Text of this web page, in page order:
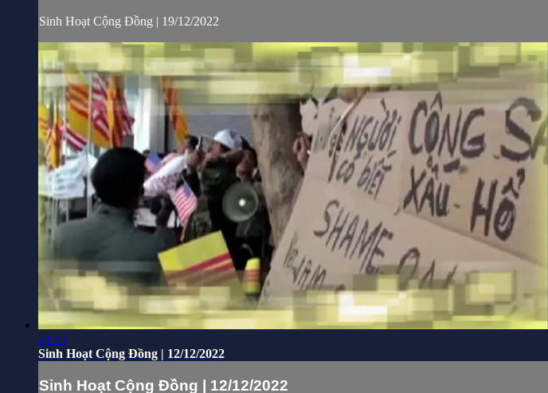
Sinh Hoạt Cộng Đồng | 19/12/2022
21:42
Sinh Hoạt Cộng Đồng | 12/12/2022
Sinh Hoạt Cộng Đồng | 12/12/2022